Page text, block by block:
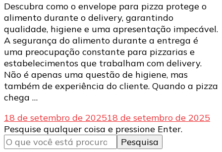
Descubra como o envelope para pizza protege o
alimento durante o delivery, garantindo
qualidade, higiene e uma apresentação impecável.
A segurança do alimento durante a entrega é
uma preocupação constante para pizzarias e
estabelecimentos que trabalham com delivery.
Não é apenas uma questão de higiene, mas
também de experiência do cliente. Quando a pizza
chega …
18 de setembro de 202518 de setembro de 2025
Procurando
algo?
Pesquise qualquer coisa e pressione Enter.